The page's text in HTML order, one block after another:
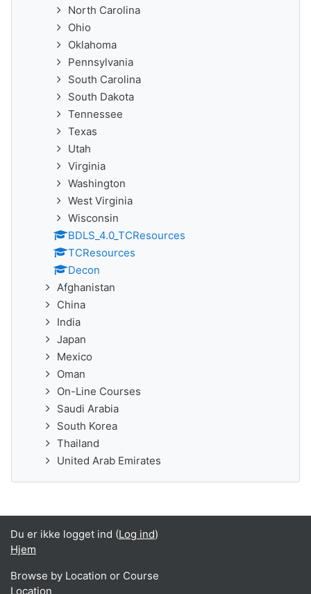
North Carolina
Ohio
Oklahoma
Pennsylvania
South Carolina
South Dakota
Tennessee
Texas
Utah
Virginia
Washington
West Virginia
Wisconsin
BDLS_4.0_TCResources
TCResources
Decon
Afghanistan
China
India
Japan
Mexico
Oman
On-Line Courses
Saudi Arabia
South Korea
Thailand
United Arab Emirates
Du er ikke logget ind (Log ind)
Hjem
Browse by Location or Course
Location